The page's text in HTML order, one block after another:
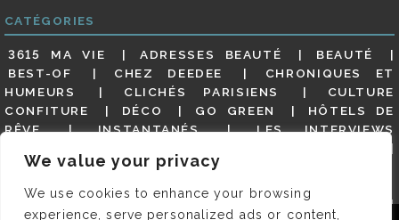
We value your privacy
We use cookies to enhance your browsing
experience, serve personalized ads or content,
CATÉGORIES
3615 MA VIE ADRESSES BEAUTÉ
BEAUTÉ
BEST-OF
CHEZ DEEDEE
CHRONIQUES ET
HUMEURS
CLICHÉS PARISIENS
CULTURE
CONFITURE
DÉCO GO GREEN
HÔTELS DE
RÊVE
INSTANTANÉS
LES INTERVIEWS
MES ADRESSES
MODE
(BUT GOODIES)
PAR ICI LE MAGOT !
PARIS EN PHOTOS
RESTAURANTS